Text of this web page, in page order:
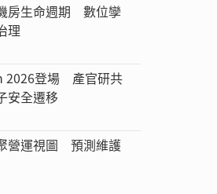
房生命週期 數位孿
理
2026登場 產官研共
安全遷移
營運視圖 預測維護